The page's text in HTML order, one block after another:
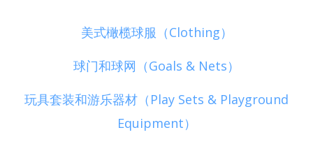
美式橄榄球服（Clothing）
球门和球网（Goals & Nets）
玩具套装和游乐器材（Play Sets & Playground
Equipment）